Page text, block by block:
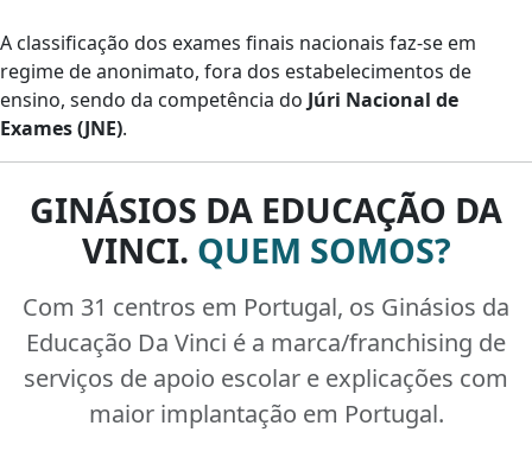
A classificação dos exames finais nacionais faz-se em
regime de anonimato, fora dos estabelecimentos de
ensino, sendo da competência do Júri Nacional de
Exames (JNE).
GINÁSIOS DA EDUCAÇÃO DA
VINCI. QUEM SOMOS?
Com 31 centros em Portugal, os Ginásios da
Educação Da Vinci é a marca/franchising de
serviços de apoio escolar e explicações com
maior implantação em Portugal.